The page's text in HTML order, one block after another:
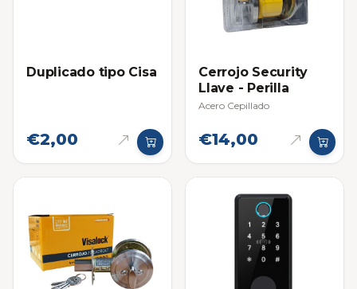
Duplicado tipo Cisa
€2,00
Cerrojo Security
Llave - Perilla
Acero Cepillado
€14,00